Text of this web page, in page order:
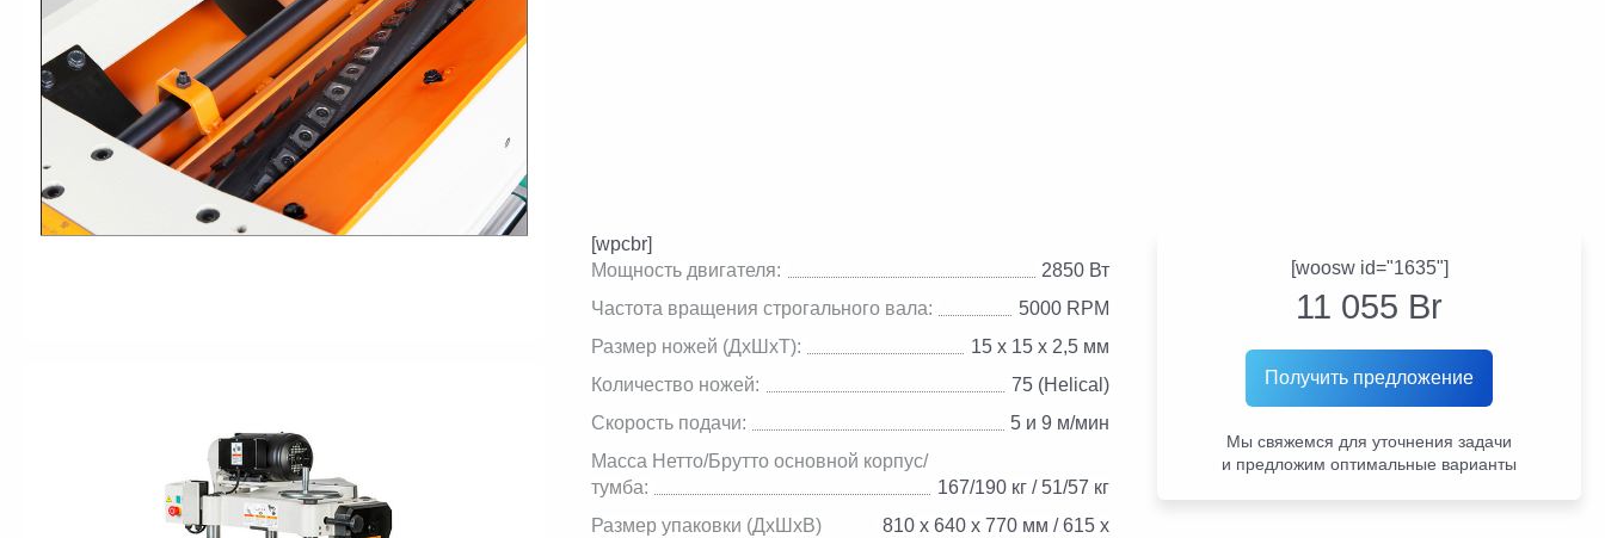
[woosw id="1635"]
11 055 Br
Получить предложение
Мы свяжемся для уточнения задачи
и предложим оптимальные варианты
[wpcbr]
Мощность двигателя:
2850 Вт
Частота вращения строгального вала:
5000 RPM
Размер ножей (ДхШхТ):
15 х 15 х 2,5 мм
Количество ножей:
75 (Helical)
Скорость подачи:
5 и 9 м/мин
Масса Нетто/Брутто основной корпус/
тумба:
167/190 кг / 51/57 кг
Размер упаковки (ДхШхВ)
810 х 640 х 770 мм / 615 х